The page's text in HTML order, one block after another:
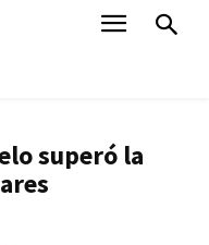
superó la